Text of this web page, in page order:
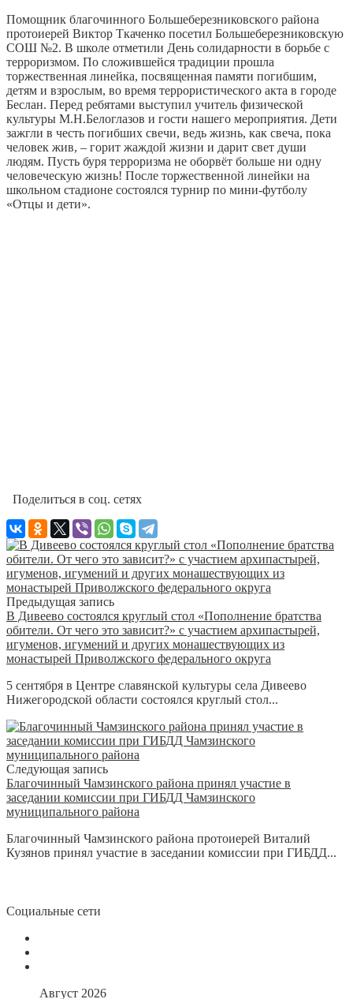
Помощник благочинного Большеберезниковского района
протоиерей Виктор Ткаченко посетил Большеберезниковскую
СОШ №2. В школе отметили День солидарности в борьбе с
терроризмом. По сложившейся традиции прошла
торжественная линейка, посвященная памяти погибшим,
детям и взрослым, во время террористического акта в городе
Беслан. Перед ребятами выступил учитель физической
культуры М.Н.Белоглазов и гости нашего мероприятия. Дети
зажгли в честь погибших свечи, ведь жизнь, как свеча, пока
человек жив, – горит жаждой жизни и дарит свет души
людям. Пусть буря терроризма не оборвёт больше ни одну
человеческую жизнь! После торжественной линейки на
школьном стадионе состоялся турнир по мини-футболу
«Отцы и дети».
Поделиться в соц. сетях
Предыдущая запись
В Дивеево состоялся круглый стол «Пополнение братства
обители. От чего это зависит?» с участием архипастырей,
игуменов, игумений и других монашествующих из
монастырей Приволжского федерального округа
5 сентября в Центре славянской культуры села Дивеево
Нижегородской области состоялся круглый стол...
Следующая запись
Благочинный Чамзинского района принял участие в
заседании комиссии при ГИБДД Чамзинского
муниципального района
Благочинный Чамзинского района протоиерей Виталий
Кузянов принял участие в заседании комиссии при ГИБДД...
Социальные сети
Август 2026